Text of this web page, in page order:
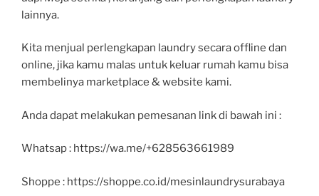
lainnya.
Kita menjual perlengkapan laundry secara offline dan
online, jika kamu malas untuk keluar rumah kamu bisa
membelinya marketplace & website kami.
Anda dapat melakukan pemesanan link di bawah ini :
Whatsap : https://wa.me/+628563661989
Shoppe : https://shoppe.co.id/mesinlaundrysurabaya